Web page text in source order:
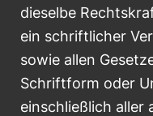
dieselbe
ein schriftlicher
sowie allen
Schriftform oder
einschließlich aller